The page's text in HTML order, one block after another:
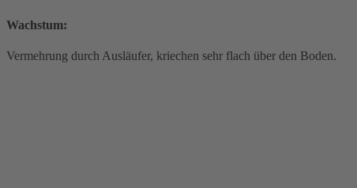
Wachstum:
Vermehrung durch Ausläufer, kriechen sehr flach über den Boden.